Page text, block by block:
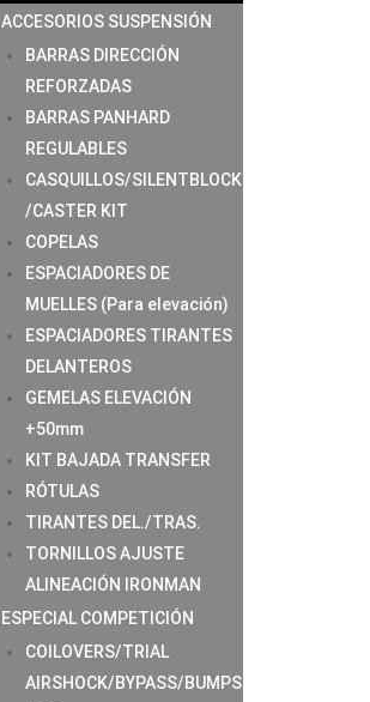
ACCESORIOS SUSPENSIÓN
BARRAS DIRECCIÓN
REFORZADAS
BARRAS PANHARD
REGULABLES
CASQUILLOS/SILENTBLOCK
/CASTER KIT
COPELAS
ESPACIADORES DE
MUELLES (Para elevación)
ESPACIADORES TIRANTES
DELANTEROS
GEMELAS ELEVACIÓN
+50mm
KIT BAJADA TRANSFER
RÓTULAS
TIRANTES DEL./TRAS.
TORNILLOS AJUSTE
ALINEACIÓN IRONMAN
ESPECIAL COMPETICIÓN
COILOVERS/TRIAL
AIRSHOCK/BYPASS/BUMPS